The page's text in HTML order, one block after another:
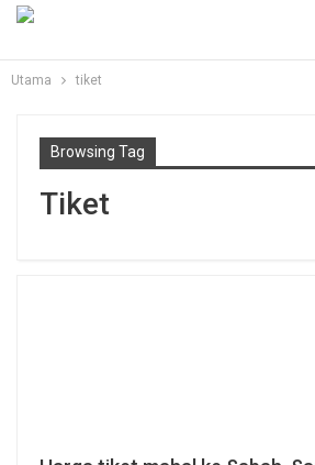
Utama tiket
Browsing Tag
Tiket